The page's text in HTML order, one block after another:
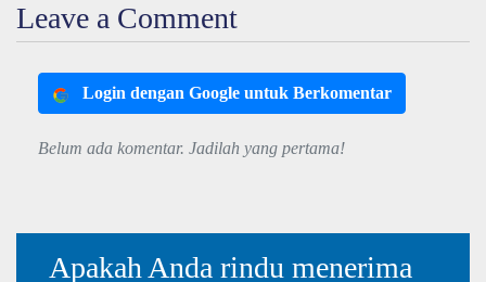
Leave a Comment
Login dengan Google untuk Berkomentar
Belum ada komentar. Jadilah yang pertama!
Apakah Anda rindu menerima